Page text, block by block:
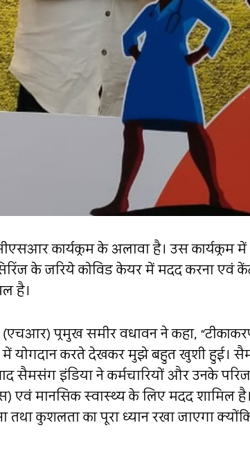
कार्यक्रम के अलावा है। उस
जरिये कोविड केयर में मदद करना एवं केंद्र
है।
प्रमुख समीर वधावन ने कहा,
योगदान करते देखकर मुझे बहुत खुशी हुई।
सैमसंग इंडिया ने कर्मचारियों और उनके
एवं मानसिक स्वास्थ्य के लिए मदद शामिल
कुशलता का पूरा ध्यान रखा जाएगा